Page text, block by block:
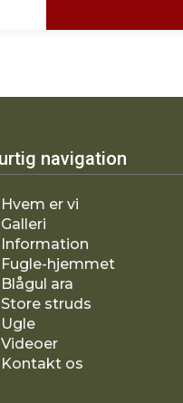
navigation
er vi
hjemmet
ara
struds
os